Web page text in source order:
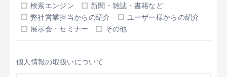
検索エンジン
新聞・雑誌・書籍など
弊社営業担当からの紹介
ユーザー様からの紹介
展示会・セミナー
その他
個人情報の取扱いについて